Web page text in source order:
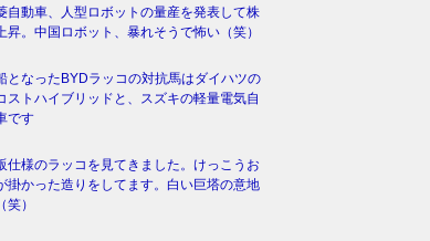
自動車、人型ロボットの量産を発表して株
昇。中国ロボット、暴れそうで怖い（笑）
となったBYDラッコの対抗馬はダイハツの
ストハイブリッドと、スズキの軽量電気自
です
仕様のラッコを見てきました。けっこうお
掛かった造りをしてます。白い巨塔の意地
笑）